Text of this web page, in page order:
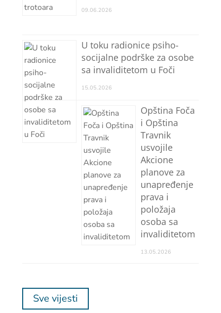
09.06.2026
U toku radionice psiho-
socijalne podrške za osobe
sa invaliditetom u Foči
15.05.2026
Opština Foča
i Opština
Travnik
usvojile
Akcione
planove za
unapređenje
prava i
položaja
osoba sa
invaliditetom
13.05.2026
Sve vijesti